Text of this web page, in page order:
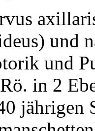
und
und
in 2
jährigen